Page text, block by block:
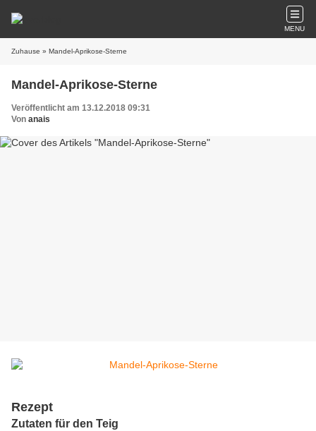
MENU
Zuhause » Mandel-Aprikose-Sterne
Mandel-Aprikose-Sterne
Veröffentlicht am 13.12.2018 09:31
Von anais
Rezept
Zutaten für den Teig